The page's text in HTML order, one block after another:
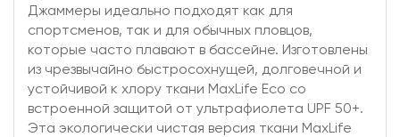
Джаммеры идеально подходят как для
спортсменов, так и для обычных пловцов,
которые часто плавают в бассейне. Изготовлены
из чрезвычайно быстросохнущей, долговечной и
устойчивой к хлору ткани MaxLife Eco со
встроенной защитой от ультрафиолета UPF 50+.
Эта экологически чистая версия ткани MaxLife